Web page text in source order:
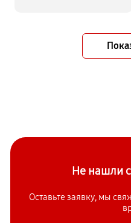
Не нашли
Оставьте заявку, мы